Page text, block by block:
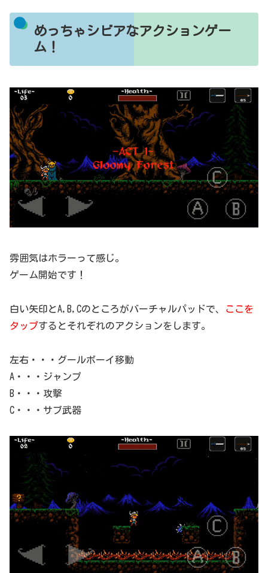
めっちゃシビアなアクションゲー
ム！
雰囲気はホラーって感じ。
ゲーム開始です！
白い矢印とA,B,Cのところがバーチャルパッドで、
ここを
タップするとそれぞれのアクションをします。
左右・・・グールボーイ移動
A・・・ジャンプ
B・・・攻撃
C・・・サブ武器